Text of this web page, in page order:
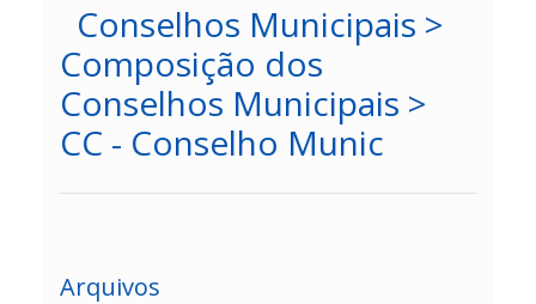
Conselhos Municipais >
Composição dos
Conselhos Municipais >
CC - Conselho Munic
Arquivos